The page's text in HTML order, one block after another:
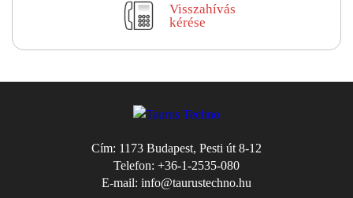
Visszahívás
kérése
Cím: 1173 Budapest, Pesti út 8-12
Telefon: +36-1-2535-080
E-mail: info@taurustechno.hu